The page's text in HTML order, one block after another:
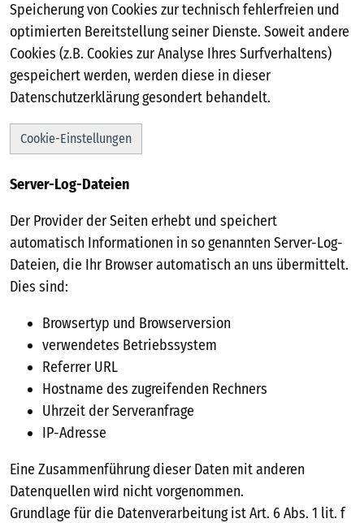
Speicherung von Cookies zur technisch fehlerfreien und
optimierten Bereitstellung seiner Dienste. Soweit andere
Cookies (z.B. Cookies zur Analyse Ihres Surfverhaltens)
gespeichert werden, werden diese in dieser
Datenschutzerklärung gesondert behandelt.
Cookie-Einstellungen
Server-Log-Dateien
Der Provider der Seiten erhebt und speichert
automatisch Informationen in so genannten Server-Log-
Dateien, die Ihr Browser automatisch an uns übermittelt.
Dies sind:
Browsertyp und Browserversion
verwendetes Betriebssystem
Referrer URL
Hostname des zugreifenden Rechners
Uhrzeit der Serveranfrage
IP-Adresse
Eine Zusammenführung dieser Daten mit anderen
Datenquellen wird nicht vorgenommen.
Grundlage für die Datenverarbeitung ist Art. 6 Abs. 1 lit. f